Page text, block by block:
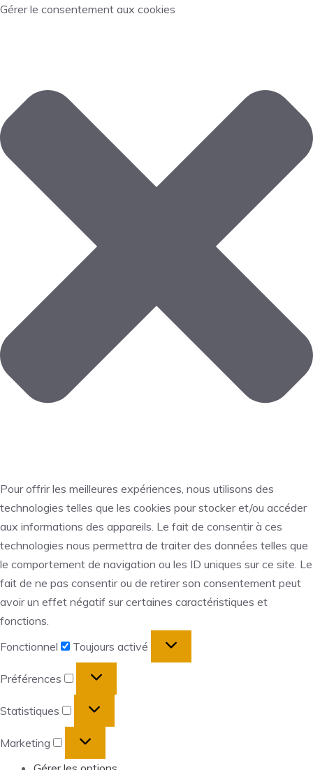
Gérer le consentement aux cookies
Pour offrir les meilleures expériences, nous utilisons des
technologies telles que les cookies pour stocker et/ou accéder
aux informations des appareils. Le fait de consentir à ces
technologies nous permettra de traiter des données telles que
le comportement de navigation ou les ID uniques sur ce site. Le
fait de ne pas consentir ou de retirer son consentement peut
avoir un effet négatif sur certaines caractéristiques et
fonctions.
Fonctionnel
Toujours activé
Préférences
Préférences
Statistiques
Statistiques
Marketing
Marketing